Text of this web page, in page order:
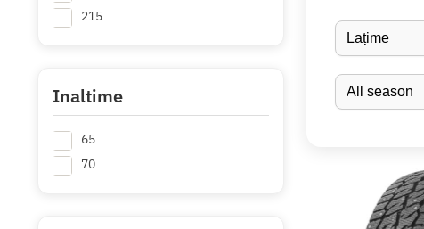
215
Inaltime
65
70